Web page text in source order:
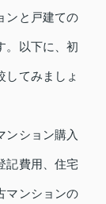
ンと戸建ての
。以下に、初
してみましょ
ンション購入
記費用、住宅
マンションの